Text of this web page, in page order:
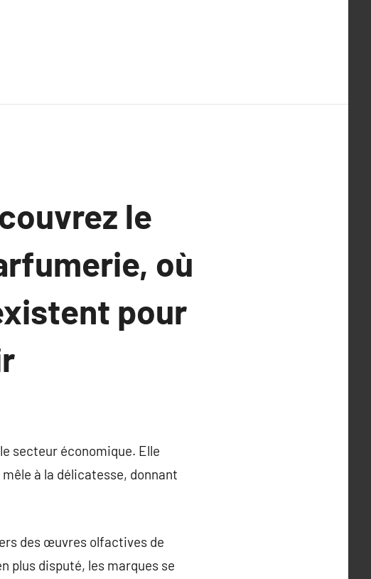
le
où
pour
secteur économique. Elle
à la délicatesse, donnant
des œuvres olfactives de
plus disputé, les marques se